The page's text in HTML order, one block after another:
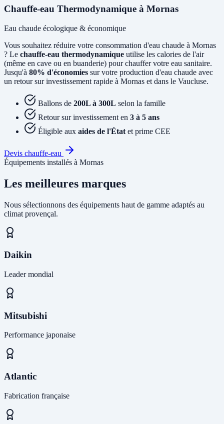
Chauffe-eau Thermodynamique à Mornas
Eau chaude écologique & économique
Vous souhaitez réduire votre consommation d'eau chaude à Mornas
? Le chauffe-eau thermodynamique utilise les calories de l'air
(même en cave ou en buanderie) pour chauffer votre eau sanitaire.
Jusqu'à 80% d'économies sur votre production d'eau chaude avec
un retour sur investissement rapide à Mornas et dans le Vaucluse.
Ballons de 200L à 300L selon la famille
Retour sur investissement en 3 à 5 ans
Éligible aux aides de l'État et prime CEE
Devis chauffe-eau
Équipements installés à Mornas
Les meilleures marques
Nous sélectionnons des équipements haut de gamme adaptés au
climat provençal.
Daikin
Leader mondial
Mitsubishi
Performance japonaise
Atlantic
Fabrication française